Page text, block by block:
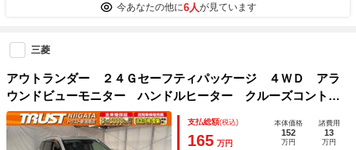
今あなたの他に6人が見ています
三菱
アウトランダー ２４Ｇセーフティパッケージ ４ＷＤ アラ
ウンドビューモニター ハンドルヒーター クルーズコントロ
ール パドルシフト ＬＥＤヘッドライト フォグランプ 社
外ナビ フルセグＴＶ ＢＴオーディオ ＥＴＣ ドラレコ
支払総額(税込)
165 万円
本体価格
152
万円
諸費用
13
万円